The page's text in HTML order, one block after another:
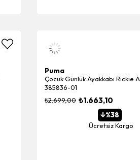
Puma
Çocuk Günlük Ayakkabı Rickie
385836-01
₺1.663,10
₺2.699,00
%38
Ücretsiz Kargo